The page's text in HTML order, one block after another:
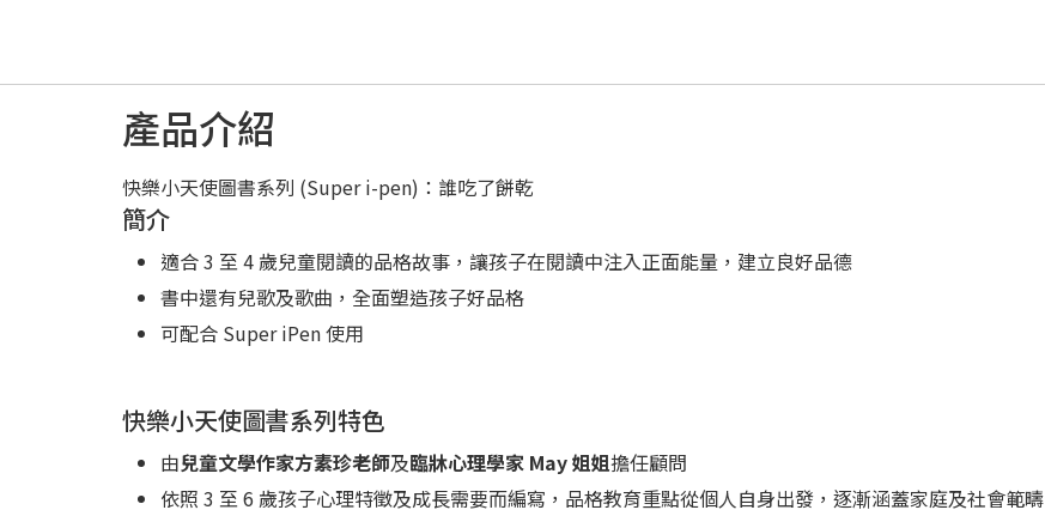
產品介紹
快樂小天使圖書系列 (Super i-pen)：誰吃了餅乾
簡介
適合 3 至 4 歲兒童閱讀的品格故事，讓孩子在閱讀中注入正面能量，建立良好品德
書中還有兒歌及歌曲，全面塑造孩子好品格
可配合 Super iPen 使用
快樂小天使圖書系列特色
由兒童文學作家方素珍老師及臨牀心理學家 May 姐姐擔任顧問
依照 3 至 6 歲孩子心理特徵及成長需要而編寫，品格教育重點從個人自身出發，逐漸涵蓋家庭及社會範疇